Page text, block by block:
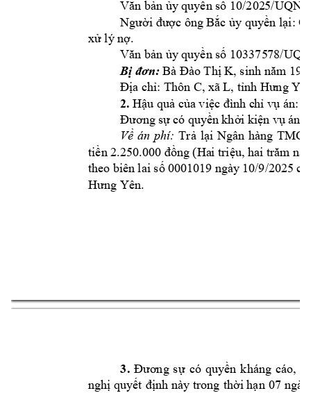
Văn bản ủy quyền số 10/2025/UQN-
Người được ông Bắc ủy quyền lại:
xử lý nợ.
Văn bản ủy quyền số 10337578/UQ-
Bị đơn: Bà Đào Thị K, sinh năm 19
Địa chỉ: Thôn C, xã L, tỉnh Hưng Yê
2. Hậu quả của việc đình chỉ vụ án:
Đương sự có quyền khởi kiện vụ án
Về án phí: Trả lại Ngân hàng
tiền 2.250.000 đồng (Hai triệu, hai trăm
theo biên lai số 0001019 ngày 10/9/2025
Hưng Yên.
3. Đương sự có quyền kháng cáo,
nghị quyết định này trong thời hạn 07 ngày